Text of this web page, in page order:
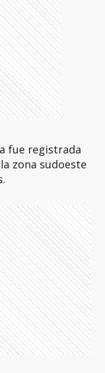
fue registrada
zona sudoeste